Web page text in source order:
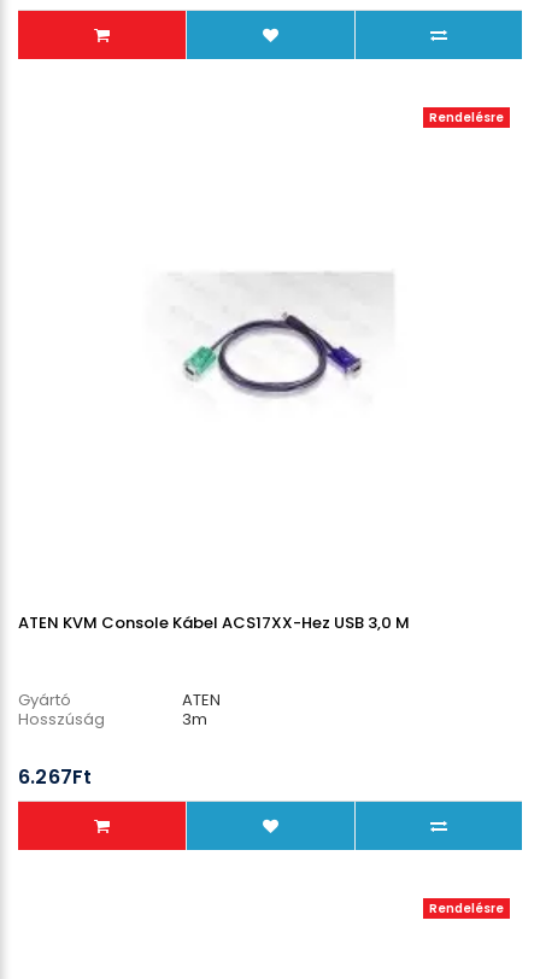
Rendelésre
ATEN KVM Console Kábel ACS17XX-Hez USB 3,0 M
Gyártó
ATEN
Hosszúság
3m
6.267Ft
Rendelésre